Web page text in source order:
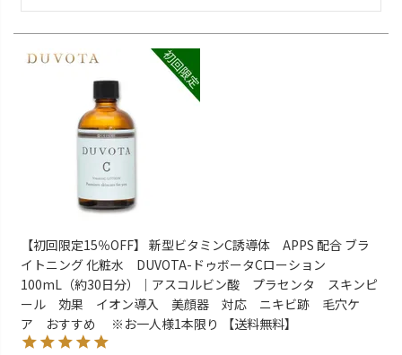
【初回限定15％OFF】 新型ビタミンC誘導体 APPS 配合 ブラ
イトニング 化粧水 DUVOTA-ドゥボータCローション
100mL（約30日分）｜アスコルビン酸 プラセンタ スキンピ
ール 効果 イオン導入 美顔器 対応 ニキビ跡 毛穴ケ
ア おすすめ ※お一人様1本限り 【送料無料】